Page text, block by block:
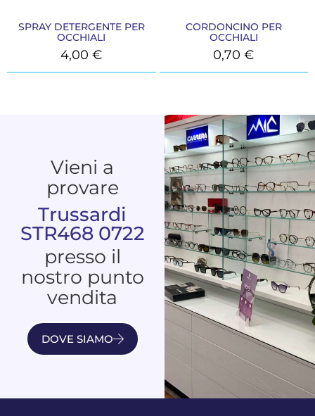
SPRAY DETERGENTE PER
OCCHIALI
4,00€
CORDONCINO PER
OCCHIALI
0,70€
Vieni a
provare
Trussardi
STR468 0722
presso il
nostro punto
vendita
DOVE SIAMO